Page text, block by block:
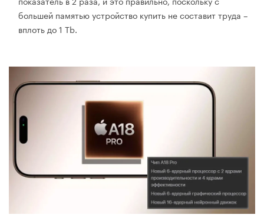
большей памятью устройство купить не составит труда –
вплоть до 1 Tb.